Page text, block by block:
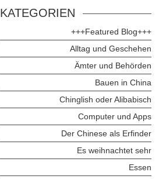
KATEGORIEN
+++Featured Blog+++
Alltag und Geschehen
Ämter und Behörden
Bauen in China
Chinglish oder Alibabisch
Computer und Apps
Der Chinese als Erfinder
Es weihnachtet sehr
Essen